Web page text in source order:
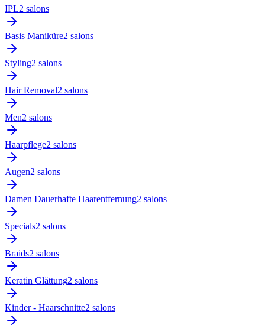
IPL2 salons
Basis Maniküre2 salons
Styling2 salons
Hair Removal2 salons
Men2 salons
Haarpflege2 salons
Augen2 salons
Damen Dauerhafte Haarentfernung2 salons
Specials2 salons
Braids2 salons
Keratin Glättung2 salons
Kinder - Haarschnitte2 salons